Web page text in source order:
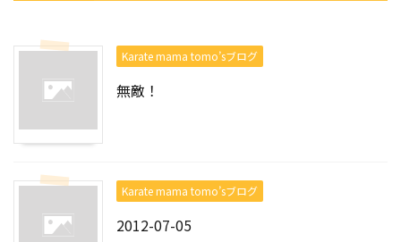
Karate mama tomo’sブログ
無敵！
Karate mama tomo’sブログ
2012-07-05